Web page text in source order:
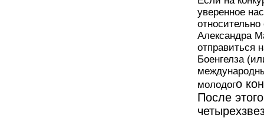
уверенное
Александра
отправиться
Боенгелза
молодого
После